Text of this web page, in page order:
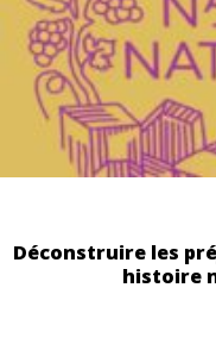
Déconstruire les
histoire